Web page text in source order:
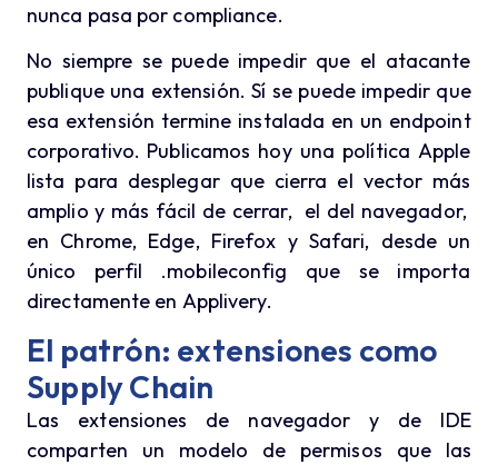
nunca pasa por compliance.
No siempre se puede impedir que el atacante
publique una extensión. Sí se puede impedir que
esa extensión termine instalada en un endpoint
corporativo. Publicamos hoy una política Apple
lista para desplegar que cierra el vector más
amplio y más fácil de cerrar, el del navegador,
en Chrome, Edge, Firefox y Safari, desde un
único perfil .mobileconfig que se importa
directamente en Applivery.
El patrón: extensiones como
Supply Chain
Las extensiones de navegador y de IDE
comparten un modelo de permisos que las